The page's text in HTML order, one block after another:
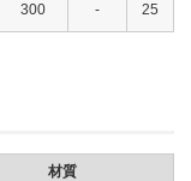
300 - 25
材質